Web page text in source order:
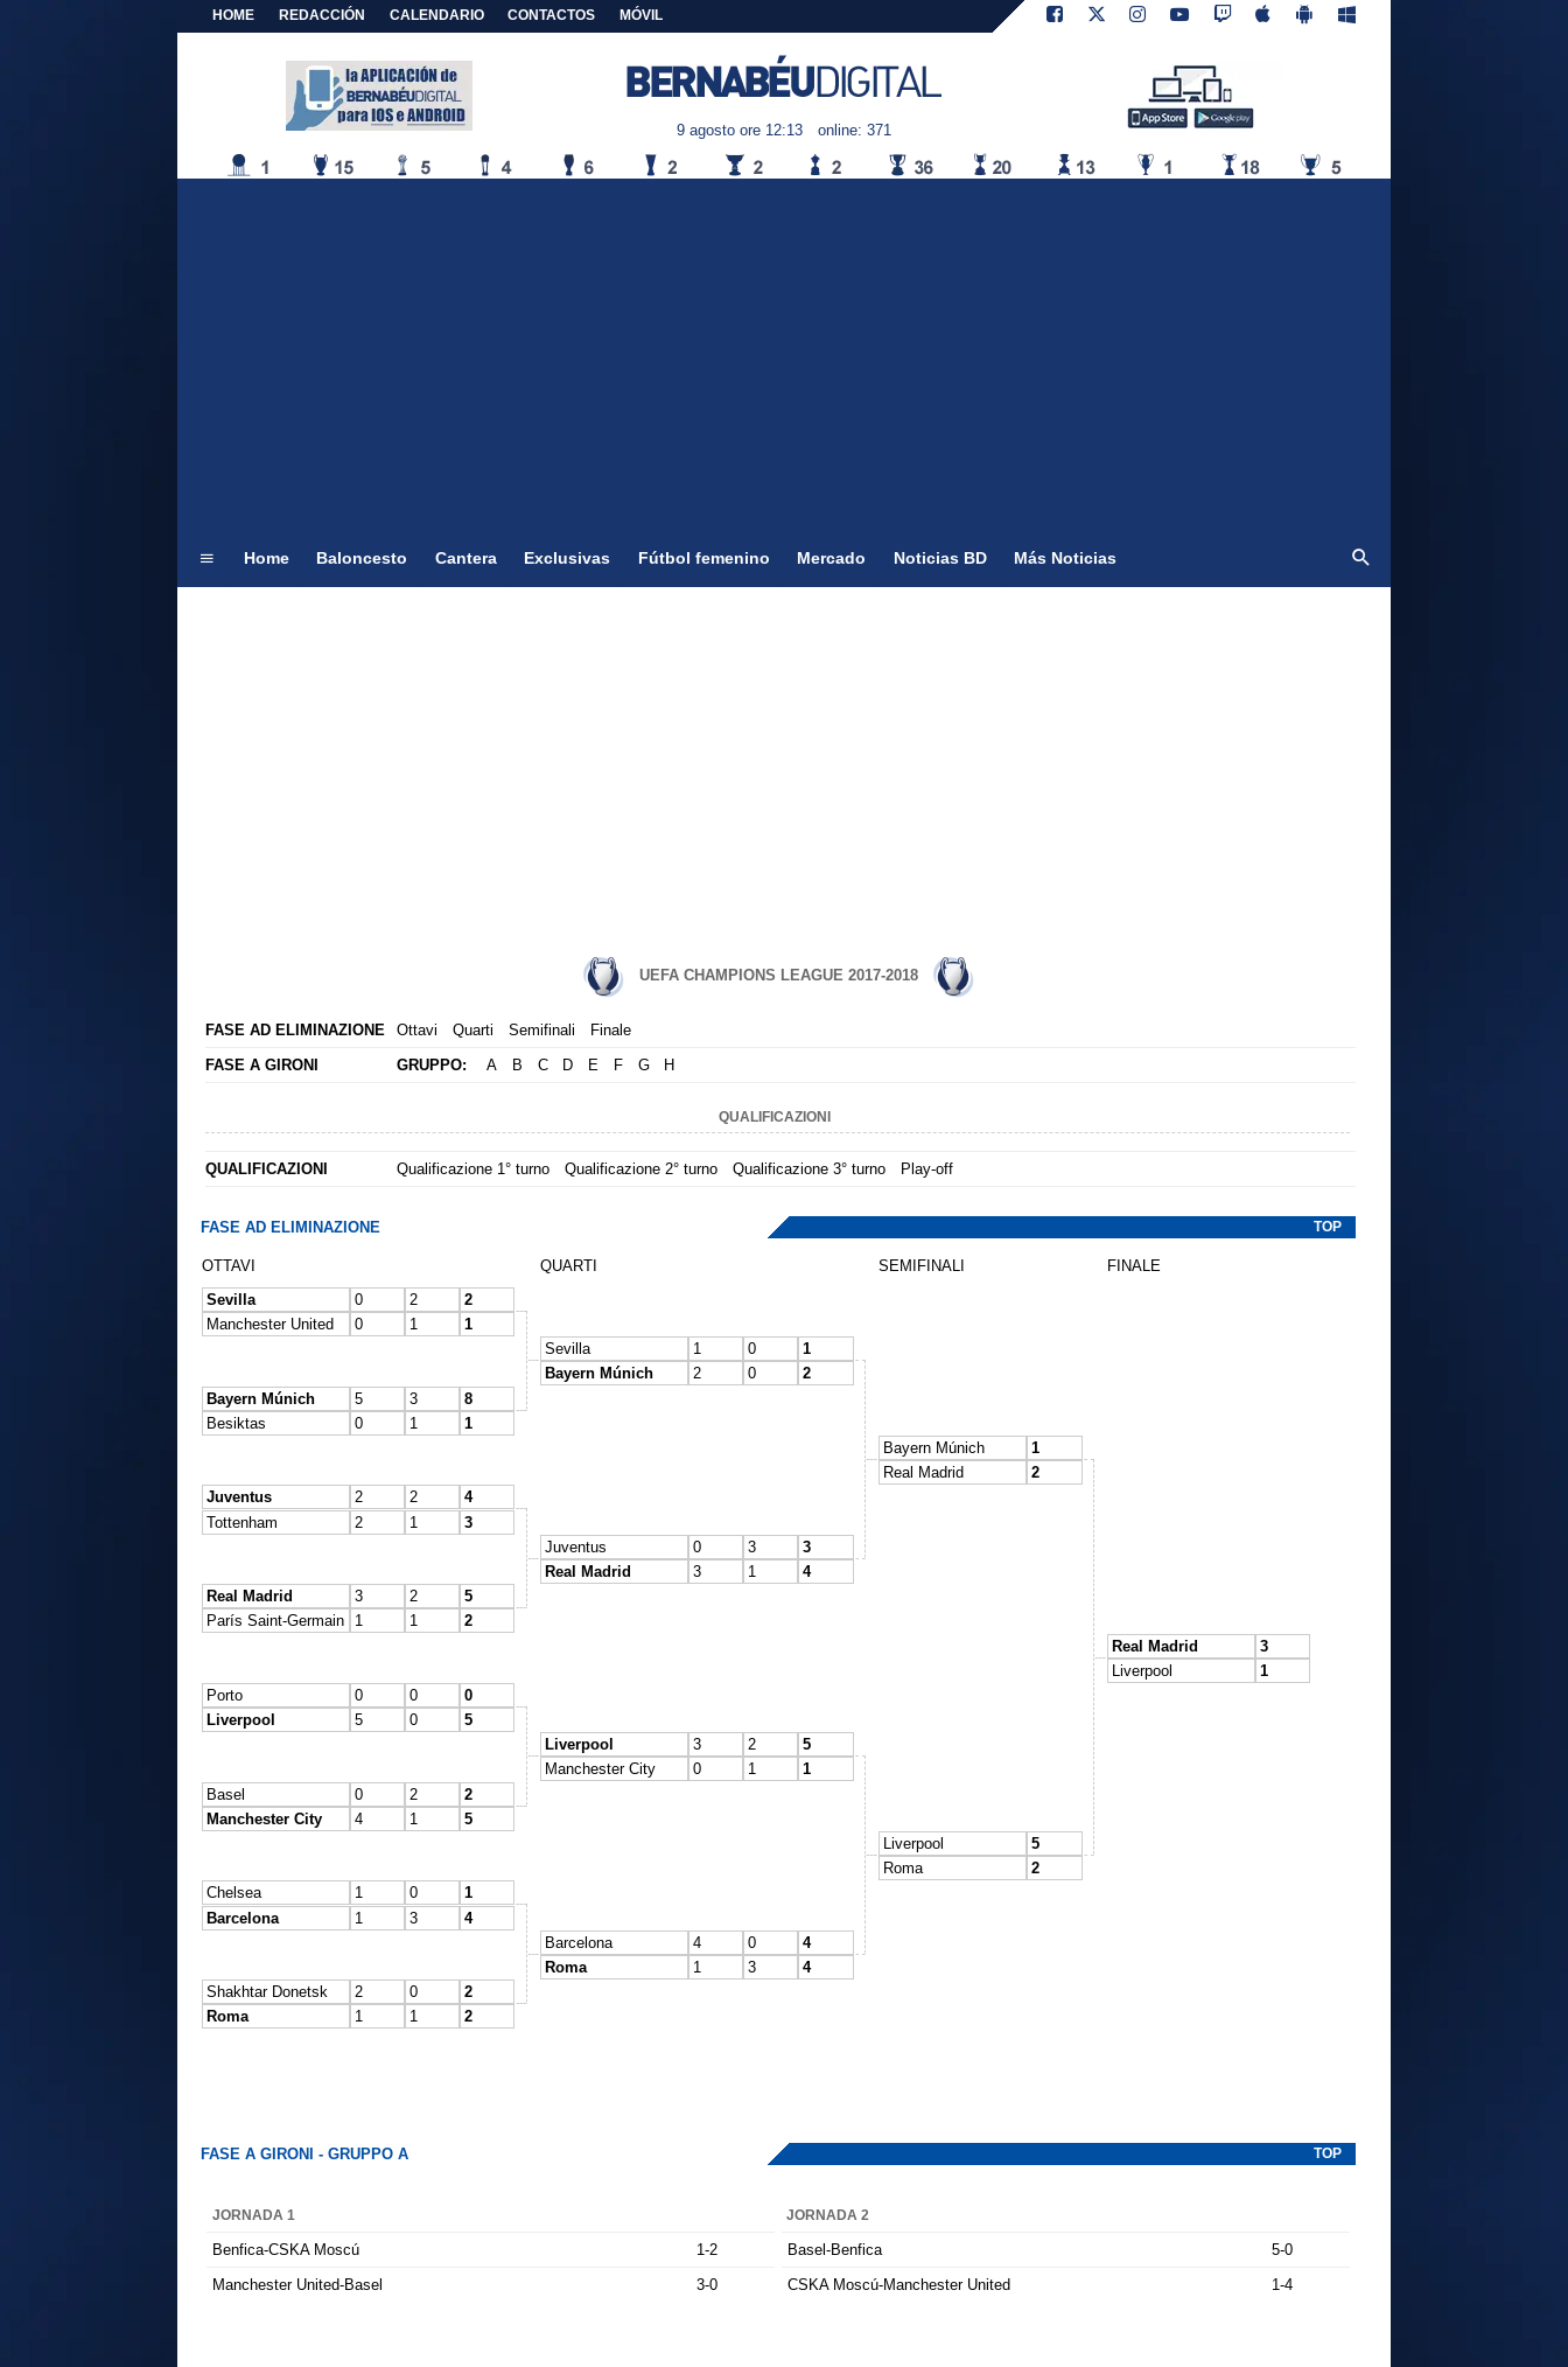
HOME REDACCIÓN CALENDARIO CONTACTOS MÓVIL
9 agosto ore 12:13 online: 371
Home Baloncesto Cantera Exclusivas Fútbol femenino Mercado Noticias BD Más Noticias
UEFA CHAMPIONS LEAGUE 2017-2018
FASE AD ELIMINAZIONE Ottavi Quarti Semifinali
Finale
FASE A GIRONI
GRUPPO: A B C D E F G H
QUALIFICAZIONI
QUALIFICAZIONI Qualificazione 1° turno Qualificazione 2° turno Qualificazione 3° turno Play-off
FASE AD ELIMINAZIONE TOP
OTTAVI
Sevilla
0 2
2
Manchester United
0 1 1
Bayern Múnich 5 3
8
Besiktas
0 1 1
Juventus 2 2
4
Tottenham
2 1 3
Real Madrid 3 2
5
París Saint-Germain
1 1 2
Porto 0 0
0
Liverpool
5 0 5
Basel 0 2
2
Manchester City
4 1 5
Chelsea 1 0
1
Barcelona
1 3 4
Shakhtar Donetsk 2 0
2
Roma
1 1 2
QUARTI
Sevilla 1 0
1
Bayern Múnich
2 0 2
Juventus 0 3
3
Real Madrid
3 1 4
Liverpool 3 2
5
Manchester City
0 1 1
Barcelona 4 0
4
Roma
1 3 4
SEMIFINALI
Bayern Múnich
1
Real Madrid
2
Liverpool
5
Roma
2
FINALE
Real Madrid
3
Liverpool
1
FASE A GIRONI - GRUPPO A TOP
JORNADA 1
Benfica-CSKA Moscú
1-2
Manchester United-Basel
3-0
JORNADA 2
Basel-Benfica
5-0
CSKA Moscú-Manchester United
1-4